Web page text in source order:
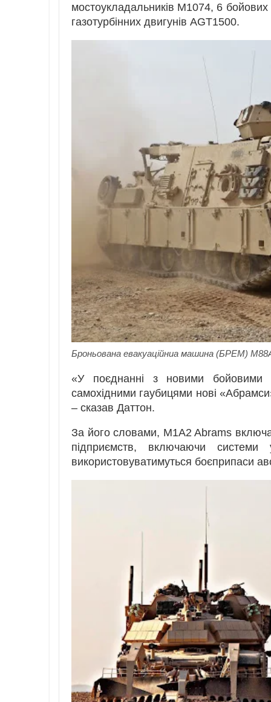
мостоукладальників M1074, 6
газотурбінних двигунів AGT1500.
Броньована евакуаційниа машина (БРЕМ)
«У поєднанні з новими бойовими
самохідними гаубицями нові
– сказав Даттон.
За його словами, M1A2 Abrams
підприємств, включаючи системи
використовуватимуться боєприпаси